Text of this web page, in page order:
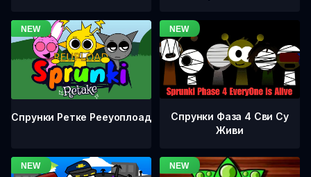
Спрунки Ретке Рееуоплоад
Спрунки Фаза 4 Сви Су
Живи